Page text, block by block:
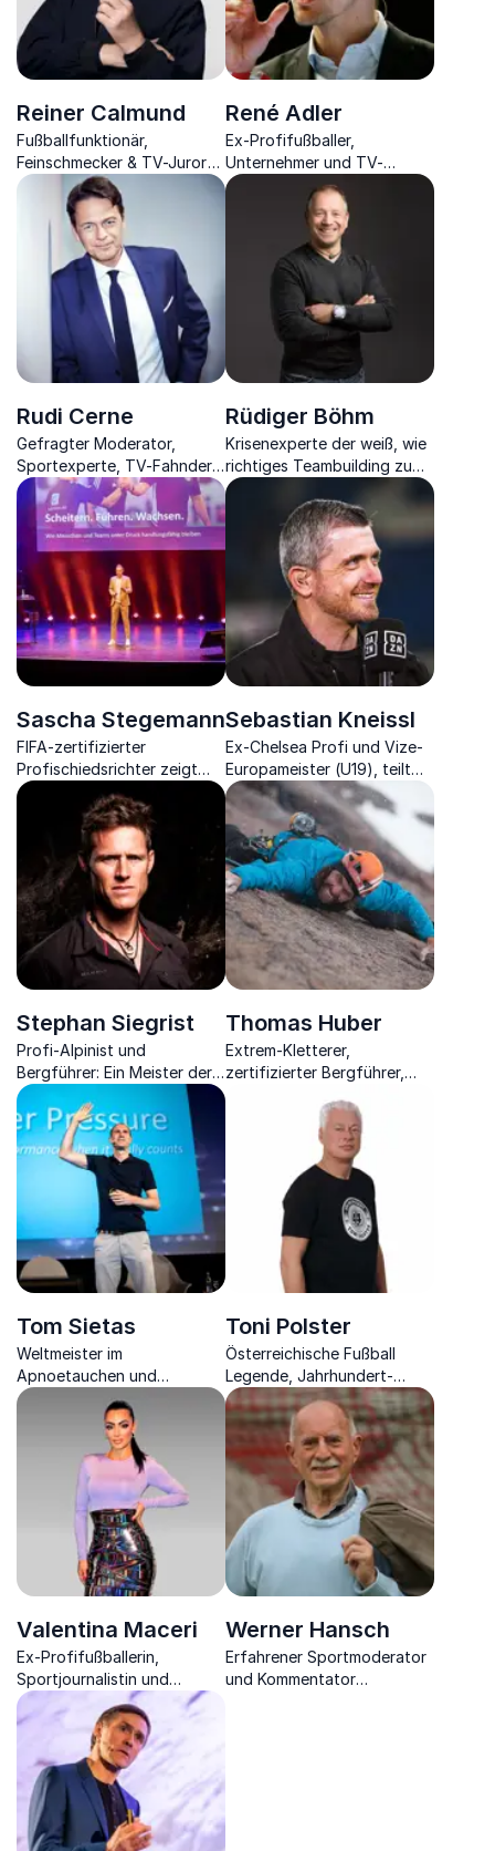
Reiner Calmund
Fußballfunktionär,
Feinschmecker & TV-Juror
teilt mit Ihnen seine
einzigartigen Erfahrungen
aus Profisport und
Wirtschaft.
René Adler
Ex-Profifußballer,
Unternehmer und TV-
Experte darüber, was die
Wirtschaft vom Profisport
lernen kann.
Rudi Cerne
Gefragter Moderator,
Sportexperte, TV-Fahnder
und Journalist.
Rüdiger Böhm
Krisenexperte der weiß, wie
richtiges Teambuilding zu
Erfolg führt und wie man
sich optimal auf
Veränderungen einstellt.
Sascha Stegemann
FIFA-zertifizierter
Profischiedsrichter zeigt
Ihnen Erfolgsstrategien und
erklärt, was für ein
effektives
Krisenmanagement nötig ist.
Sebastian Kneissl
Ex-Chelsea Profi und Vize-
Europameister (U19), teilt
seine Geheimnisse für
nachhaltigen Erfolg.
Stephan Siegrist
Profi-Alpinist und
Bergführer: Ein Meister der
Entscheidungsfindung im
Labyrinth der
Herausforderungen.
Thomas Huber
Extrem-Kletterer,
zertifizierter Bergführer,
Tom Sietas
Weltmeister im
Apnoetauchen und
Motivationstrainer.
Entdecken Sie seine
Geheimnisse für
Spitzenleistungen unter
Druck und wie man mentale
Stärke erreicht.
Toni Polster
Österreichische Fußball
Legende, Jahrhundert-
Torschütze & mehrfacher
Meister Österreichs, Trainer
und Unternehmer über
Motivation im Sport und in
der Geschäftswelt.
Valentina Maceri
Ex-Profifußballerin,
Sportjournalistin und
Moderatorin erklärt, wie Sie
mit Weiblichkeit in einer
Männerdomäne punkten.
Werner Hansch
Erfahrener Sportmoderator
und Kommentator